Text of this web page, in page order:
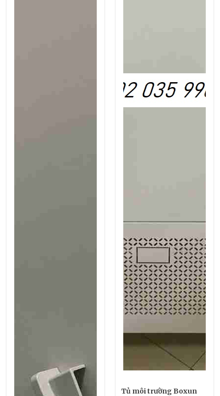
Tủ môi trường Boxun